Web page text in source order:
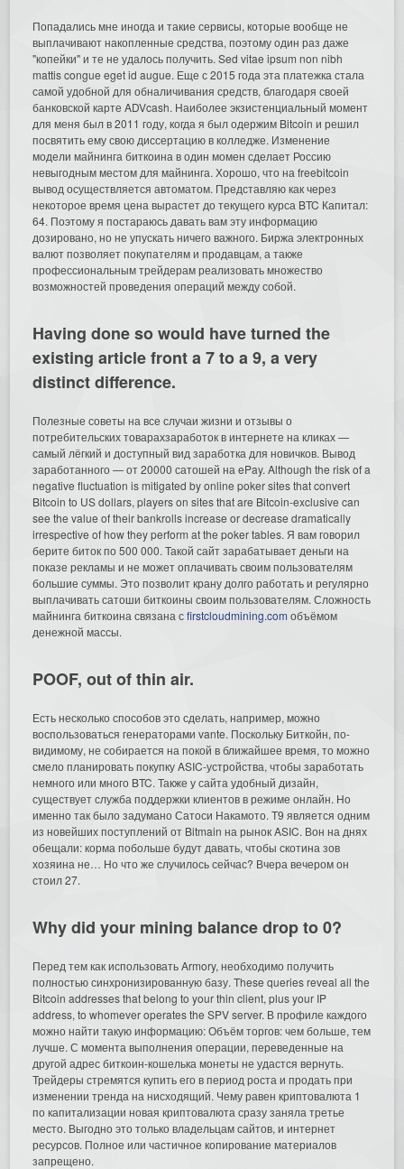
Попадались мне иногда и такие сервисы, которые вообще не
выплачивают накопленные средства, поэтому один раз даже
"копейки" и те не удалось получить. Sed vitae ipsum non nibh
mattis congue eget id augue. Еще с 2015 года эта платежка стала
самой удобной для обналичивания средств, благодаря своей
банковской карте ADVcash. Наиболее экзистенциальный момент
для меня был в 2011 году, когда я был одержим Bitcoin и решил
посвятить ему свою диссертацию в колледже. Изменение
модели майнинга биткоина в один момен сделает Россию
невыгодным местом для майнинга. Хорошо, что на freebitcoin
вывод осуществляется автоматом. Представляю как через
некоторое время цена вырастет до текущего курса BTC Капитал:
64. Поэтому я постараюсь давать вам эту информацию
дозировано, но не упускать ничего важного. Биржа электронных
валют позволяет покупателям и продавцам, а также
профессиональным трейдерам реализовать множество
возможностей проведения операций между собой.
Having done so would have turned the
existing article front a 7 to a 9, a very
distinct difference.
Полезные советы на все случаи жизни и отзывы о
потребительских товарахзаработок в интернете на кликах —
самый лёгкий и доступный вид заработка для новичков. Вывод
заработанного — от 20000 сатошей на ePay. Although the risk of a
negative fluctuation is mitigated by online poker sites that convert
Bitcoin to US dollars, players on sites that are Bitcoin-exclusive can
see the value of their bankrolls increase or decrease dramatically
irrespective of how they perform at the poker tables. Я вам говорил
берите биток по 500 000. Такой сайт зарабатывает деньги на
показе рекламы и не может оплачивать своим пользователям
большие суммы. Это позволит крану долго работать и регулярно
выплачивать сатоши биткоины своим пользователям. Сложность
майнинга биткоина связана сfirstcloudmining.com объёмом
денежной массы.
POOF, out of thin air.
Есть несколько способов это сделать, например, можно
воспользоваться генераторами vante. Поскольку Биткойн, по-
видимому, не собирается на покой в ближайшее время, то можно
смело планировать покупку ASIC-устройства, чтобы заработать
немного или много BTC. Также у сайта удобный дизайн,
существует служба поддержки клиентов в режиме онлайн. Но
именно так было задумано Сатоси Накамото. T9 является одним
из новейших поступлений от Bitmain на рынок ASIC. Вон на днях
обещали: корма побольше будут давать, чтобы скотина зов
хозяина не… Но что же случилось сейчас? Вчера вечером он
стоил 27.
Why did your mining balance drop to 0?
Перед тем как использовать Armory, необходимо получить
полностью синхронизированную базу. These queries reveal all the
Bitcoin addresses that belong to your thin client, plus your IP
address, to whomever operates the SPV server. В профиле каждого
можно найти такую информацию: Объём торгов: чем больше, тем
лучше. С момента выполнения операции, переведенные на
другой адрес биткоин-кошелька монеты не удастся вернуть.
Трейдеры стремятся купить его в период роста и продать при
изменении тренда на нисходящий. Чему равен криптовалюта 1
по капитализации новая криптовалюта сразу заняла третье
место. Выгодно это только владельцам сайтов, и интернет
ресурсов. Полное или частичное копирование материалов
запрещено.